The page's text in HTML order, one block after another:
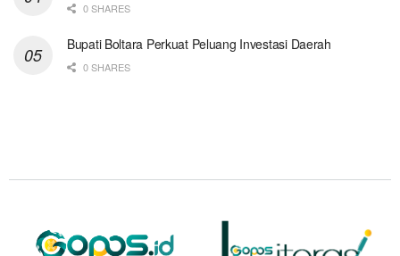
0 SHARES
Bupati Boltara Perkuat Peluang Investasi Daerah
0 SHARES